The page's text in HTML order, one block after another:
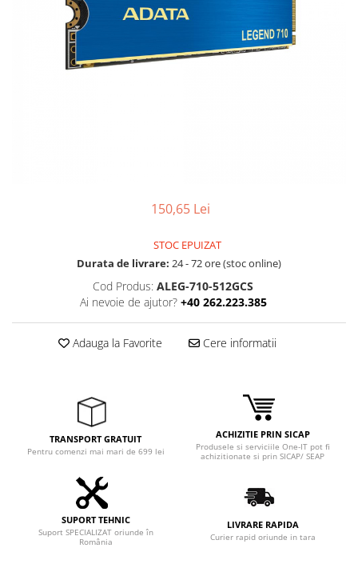
Smartphone IPhone
Mouse Pad
150,65 Lei
STOC EPUIZAT
Durata de livrare: 24 - 72 ore (stoc online)
Cod Produs: ALEG-710-512GCS
Ai nevoie de ajutor? +40 262.223.385
Adauga la Favorite Cere informatii
TRANSPORT GRATUIT
Pentru comenzi mai mari de 699 lei
ACHIZITIE PRIN SICAP
Produsele si serviciile One-IT pot fi
achizitionate si prin SICAP/ SEAP
SUPORT TEHNIC
Suport SPECIALIZAT oriunde în
România
LIVRARE RAPIDA
Curier rapid oriunde in tara